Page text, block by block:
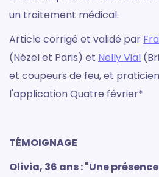
un traitement médical.
Article corrigé et validé par
(Nézel et Paris) et Nelly Vial
et coupeurs de feu, et
l'application Quatre février*
TÉMOIGNAGE
Olivia, 36 ans : "Une